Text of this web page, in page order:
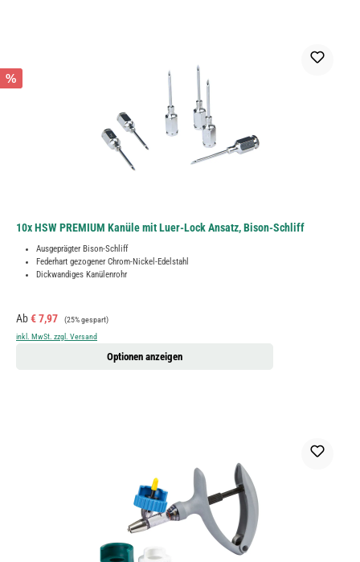
%
10x HSW PREMIUM Kanüle mit Luer-Lock Ansatz, Bison-Schliff
Ausgeprägter Bison-Schliff
Federhart gezogener Chrom-Nickel-Edelstahl
Dickwandiges Kanülenrohr
Verkaufspreis:
Ab€ 7,97 Regulärer Preis:
(25% gespart)
inkl. MwSt. zzgl. Versand
Optionen anzeigen